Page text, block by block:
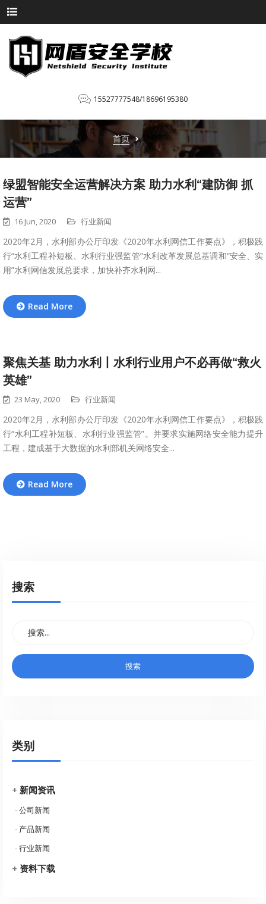
15527777548/18696195380
首页
绿盟智能安全运营解决方案 助力水利“建防御 抓
运营”
16 Jun, 2020 行业新闻
2020年2月，水利部办公厅印发《2020年水利网信工作要点》，积极践
行“水利工程补短板、水利行业强监管”水利改革发展总基调和“安全、实
用”水利网信发展总要求，加快补齐水利网...
Read More
聚焦关基 助力水利丨水利行业用户不必再做“救火
英雄”
23 May, 2020 行业新闻
2020年2月，水利部办公厅印发《2020年水利网信工作要点》，积极践
行“水利工程补短板、水利行业强监管”。并要求实施网络安全能力提升
工程，建成基于大数据的水利部机关网络安全...
Read More
搜索
类别
+ 新闻资讯
-公司新闻
- 产品新闻
-行业新闻
+ 资料下载